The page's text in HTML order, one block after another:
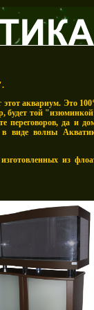
этот аквариум. Это
будет той
переговоров, да и
виде волны
из